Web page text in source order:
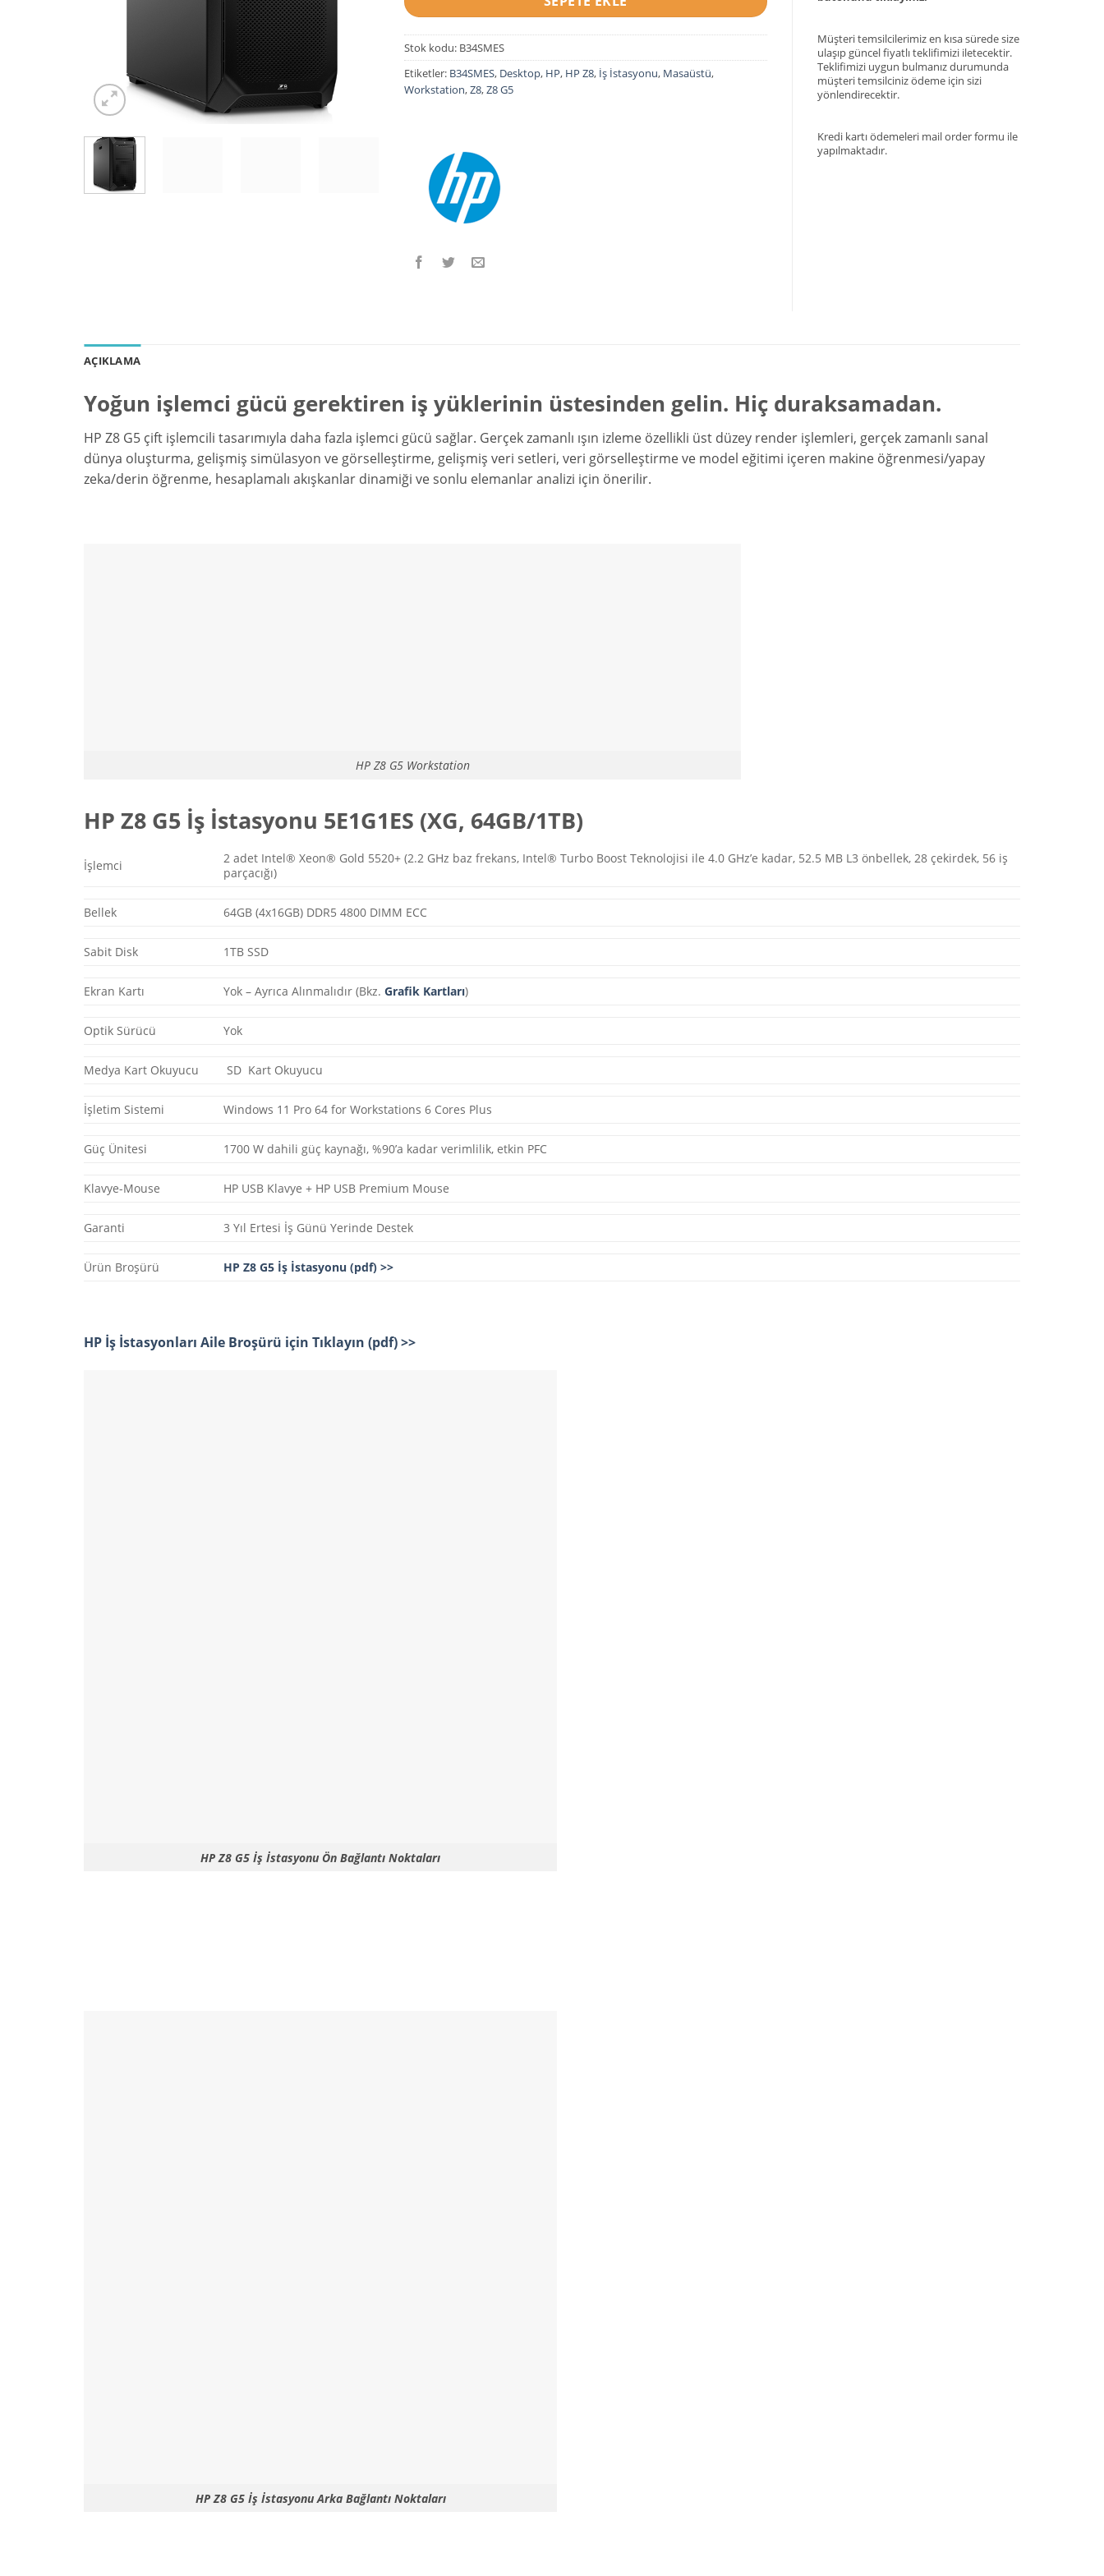
Stok kodu: B34SMES
Etiketler: B34SMES, Desktop, HP, HP Z8, İş İstasyonu, Masaüstü,
Workstation,Z8,Z8 G5
Müşteri temsilcilerimiz en kısa sürede size
ulaşıp güncel fiyatlı teklifimizi iletecektir.
Teklifimizi uygun bulmanız durumunda
müşteri temsilciniz ödeme için sizi
yönlendirecektir.
Kredi kartı ödemeleri mail order formu ile
yapılmaktadır.
AÇIKLAMA
Yoğun işlemci gücü gerektiren iş yüklerinin üstesinden gelin. Hiç duraksamadan.
HP Z8 G5 çift işlemcili tasarımıyla daha fazla işlemci gücü sağlar. Gerçek zamanlı ışın izleme özellikli üst düzey render işlemleri, gerçek zamanlı sanal
dünya oluşturma, gelişmiş simülasyon ve görselleştirme, gelişmiş veri setleri, veri görselleştirme ve model eğitimi içeren makine öğrenmesi/yapay
zeka/derin öğrenme, hesaplamalı akışkanlar dinamiği ve sonlu elemanlar analizi için önerilir.
HP Z8 G5 Workstation
HP Z8 G5 İş İstasyonu 5E1G1ES (XG, 64GB/1TB)
İşlemci
2 adet Intel® Xeon® Gold 5520+ (2.2 GHz baz frekans, Intel® Turbo Boost Teknolojisi ile 4.0 GHz’e kadar, 52.5 MB L3 önbellek, 28 çekirdek, 56 iş
parçacığı)
Bellek 64GB (4x16GB) DDR5 4800 DIMM ECC
Sabit Disk 1TB SSD
Ekran Kartı Yok – Ayrıca Alınmalıdır (Bkz.Grafik Kartları)
Optik Sürücü Yok
Medya Kart Okuyucu SD Kart Okuyucu
İşletim Sistemi Windows 11 Pro 64 for Workstations 6 Cores Plus
Güç Ünitesi 1700 W dahili güç kaynağı, %90’a kadar verimlilik, etkin PFC
Klavye-Mouse HP USB Klavye + HP USB Premium Mouse
Garanti 3 Yıl Ertesi İş Günü Yerinde Destek
Ürün Broşürü HP Z8 G5 İş İstasyonu (pdf) >>
HP İş İstasyonları Aile Broşürü için Tıklayın (pdf) >>
HP Z8 G5 İş İstasyonu Ön Bağlantı Noktaları
HP Z8 G5 İş İstasyonu Arka Bağlantı Noktaları